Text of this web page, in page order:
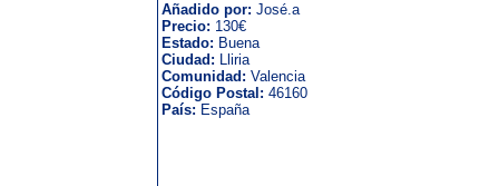
Añadido por: José.a
Precio: 130€
Estado: Buena
Ciudad: Lliria
Comunidad: Valencia
Código Postal: 46160
País: España